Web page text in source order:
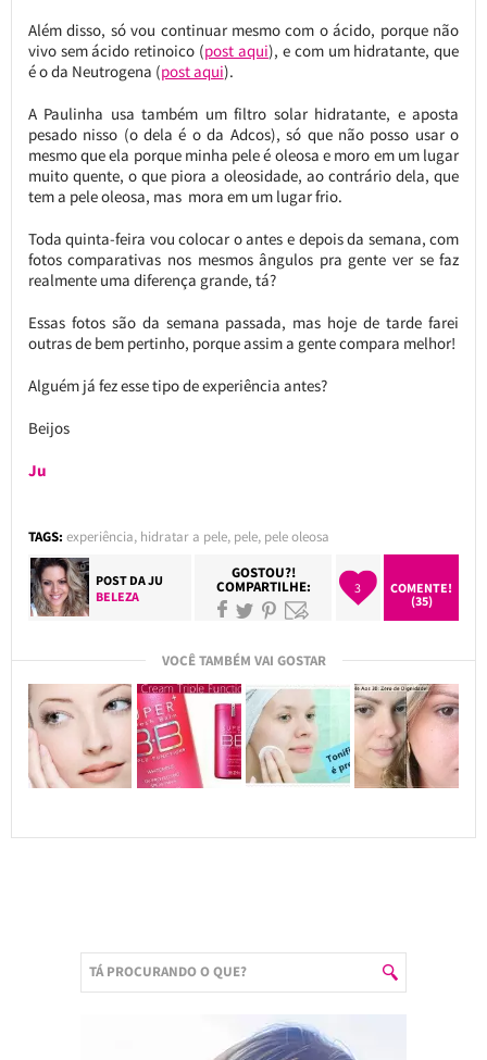
Além disso, só vou continuar mesmo com o ácido, porque não
vivo sem ácido retinoico (post aqui), e com um hidratante, que
é o da Neutrogena (post aqui).
A Paulinha usa também um filtro solar hidratante, e aposta
pesado nisso (o dela é o da Adcos), só que não posso usar o
mesmo que ela porque minha pele é oleosa e moro em um lugar
muito quente, o que piora a oleosidade, ao contrário dela, que
tem a pele oleosa, mas mora em um lugar frio.
Toda quinta-feira vou colocar o antes e depois da semana, com
fotos comparativas nos mesmos ângulos pra gente ver se faz
realmente uma diferença grande, tá?
Essas fotos são da semana passada, mas hoje de tarde farei
outras de bem pertinho, porque assim a gente compara melhor!
Alguém já fez esse tipo de experiência antes?
Beijos
Ju
TAGS: experiência, hidratar a pele, pele, pele oleosa
POST DAJU
BELEZA
GOSTOU?!
COMPARTILHE: 3
COMENTE!
(35)
VOCÊ TAMBÉM VAI GOSTAR